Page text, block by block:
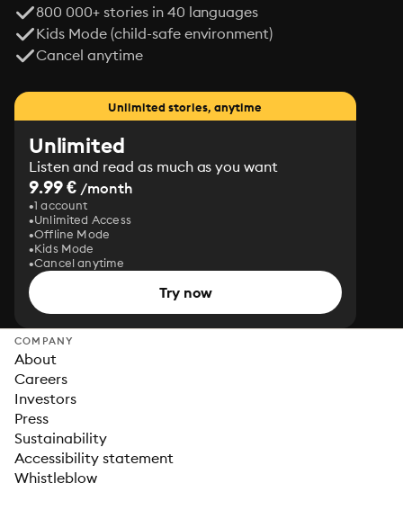
800 000+ stories in 40 languages
Kids Mode (child-safe environment)
Cancel anytime
Unlimited stories, anytime
Unlimited
Listen and read as much as you want
9.99 € /month
1 account
Unlimited Access
Offline Mode
Kids Mode
Cancel anytime
Try now
COMPANY
About
Careers
Investors
Press
Sustainability
Accessibility statement
Whistleblow